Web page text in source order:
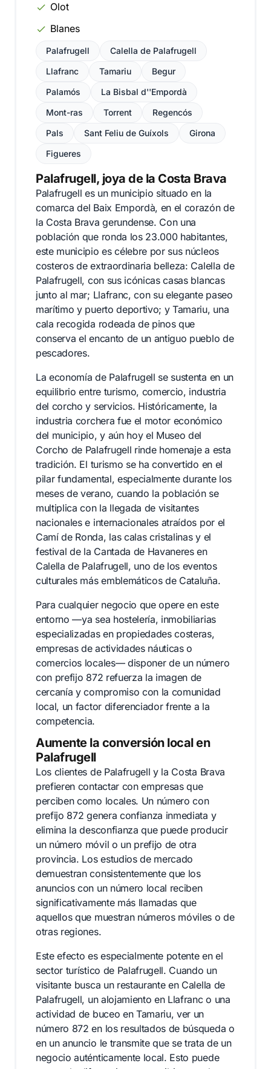
Olot
Blanes
Palafrugell
Calella de Palafrugell
Llafranc
Tamariu
Begur
Palamós
La Bisbal d''Empordà
Mont-ras
Torrent
Regencós
Pals
Sant Feliu de Guíxols
Girona
Figueres
Palafrugell, joya de la Costa Brava
Palafrugell es un municipio situado en la
comarca del Baix Empordà, en el corazón de
la Costa Brava gerundense. Con una
población que ronda los 23.000 habitantes,
este municipio es célebre por sus núcleos
costeros de extraordinaria belleza: Calella de
Palafrugell, con sus icónicas casas blancas
junto al mar; Llafranc, con su elegante paseo
marítimo y puerto deportivo; y Tamariu, una
cala recogida rodeada de pinos que
conserva el encanto de un antiguo pueblo de
pescadores.
La economía de Palafrugell se sustenta en un
equilibrio entre turismo, comercio, industria
del corcho y servicios. Históricamente, la
industria corchera fue el motor económico
del municipio, y aún hoy el Museo del
Corcho de Palafrugell rinde homenaje a esta
tradición. El turismo se ha convertido en el
pilar fundamental, especialmente durante los
meses de verano, cuando la población se
multiplica con la llegada de visitantes
nacionales e internacionales atraídos por el
Camí de Ronda, las calas cristalinas y el
festival de la Cantada de Havaneres en
Calella de Palafrugell, uno de los eventos
culturales más emblemáticos de Cataluña.
Para cualquier negocio que opere en este
entorno —ya sea hostelería, inmobiliarias
especializadas en propiedades costeras,
empresas de actividades náuticas o
comercios locales— disponer de un número
con prefijo 872 refuerza la imagen de
cercanía y compromiso con la comunidad
local, un factor diferenciador frente a la
competencia.
Aumente la conversión local en
Palafrugell
Los clientes de Palafrugell y la Costa Brava
prefieren contactar con empresas que
perciben como locales. Un número con
prefijo 872 genera confianza inmediata y
elimina la desconfianza que puede producir
un número móvil o un prefijo de otra
provincia. Los estudios de mercado
demuestran consistentemente que los
anuncios con un número local reciben
significativamente más llamadas que
aquellos que muestran números móviles o de
otras regiones.
Este efecto es especialmente potente en el
sector turístico de Palafrugell. Cuando un
visitante busca un restaurante en Calella de
Palafrugell, un alojamiento en Llafranc o una
actividad de buceo en Tamariu, ver un
número 872 en los resultados de búsqueda o
en un anuncio le transmite que se trata de un
negocio auténticamente local. Esto puede